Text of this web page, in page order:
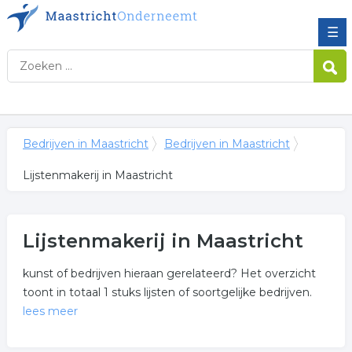
☰
Bedrijven in Maastricht Bedrijven in Maastricht
Lijstenmakerij in Maastricht
Lijstenmakerij in Maastricht
kunst of bedrijven hieraan gerelateerd? Het overzicht
toont in totaal 1 stuks lijsten of soortgelijke bedrijven.
lees meer